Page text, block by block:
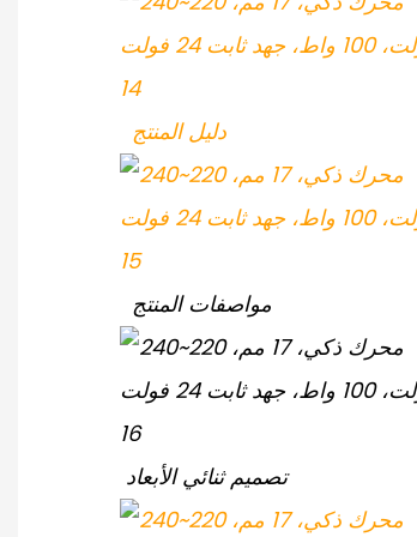
دليل المنتج
مواصفات المنتج
تصميم ثنائي الأبعاد